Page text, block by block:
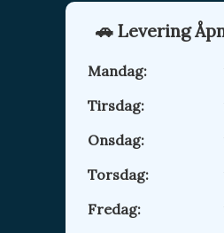
🚗 Levering
Mandag:
Tirsdag:
Onsdag:
Torsdag:
Fredag: